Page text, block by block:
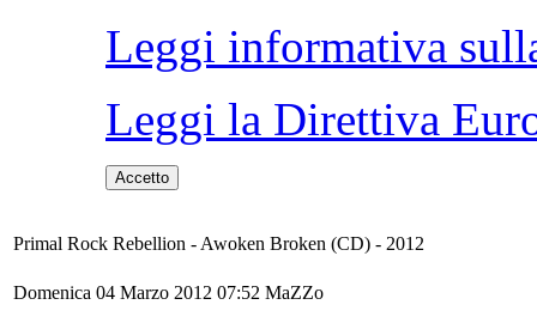
Leggi informativa
Leggi la Direttiva
Accetto
Primal Rock Rebellion - Awoken Broken (CD) - 2012
Domenica 04 Marzo 2012 07:52 MaZZo